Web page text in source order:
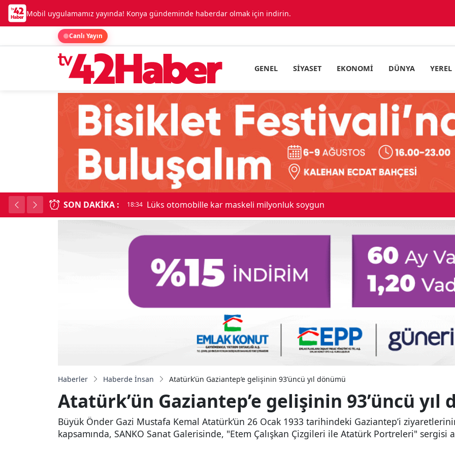
Mobil uygulamamız yayında! Konya gündeminde haberdar olmak için indirin.
Canlı Yayın
GENEL SIYASET EKONOMI DÜNYA YEREL
SON DAKIKA : 18:34 Lüks otomobille kar maskeli milyonluk soygun
Haberler Haberde İnsan Atatürk’ün Gaziantep’e gelişinin 93’üncü yıl dönümü
Atatürk’ün Gaziantep’e gelişinin 93’üncü yıl
Büyük Önder Gazi Mustafa Kemal Atatürk’ün 26 Ocak 1933 tarihindeki Gaziantep’i
kapsamında, SANKO Sanat Galerisinde, "Etem Çalışkan Çizgileri ile Atatürk Portreleri" sergisi